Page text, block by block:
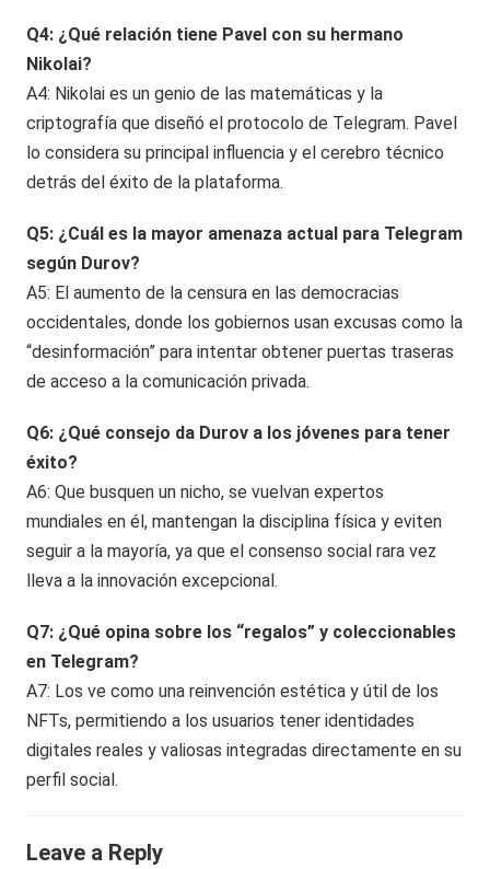
Q4: ¿Qué relación tiene Pavel con su hermano
Nikolai?
A4: Nikolai es un genio de las matemáticas y la
criptografía que diseñó el protocolo de Telegram. Pavel
lo considera su principal influencia y el cerebro técnico
detrás del éxito de la plataforma.
Q5: ¿Cuál es la mayor amenaza actual para Telegram
según Durov?
A5: El aumento de la censura en las democracias
occidentales, donde los gobiernos usan excusas como la
“desinformación” para intentar obtener puertas traseras
de acceso a la comunicación privada.
Q6: ¿Qué consejo da Durov a los jóvenes para tener
éxito?
A6: Que busquen un nicho, se vuelvan expertos
mundiales en él, mantengan la disciplina física y eviten
seguir a la mayoría, ya que el consenso social rara vez
lleva a la innovación excepcional.
Q7: ¿Qué opina sobre los “regalos” y coleccionables
en Telegram?
A7: Los ve como una reinvención estética y útil de los
NFTs, permitiendo a los usuarios tener identidades
digitales reales y valiosas integradas directamente en su
perfil social.
Leave a Reply